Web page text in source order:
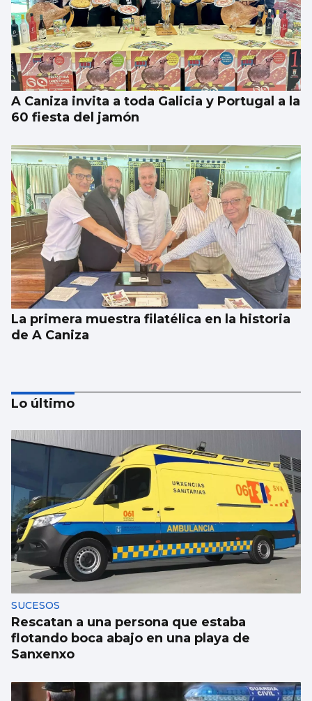
A Caniza invita a toda Galicia y Portugal a la
60 fiesta del jamón
La primera muestra filatélica en la historia
de A Caniza
Rueda inaugura el ‘MercaTea’ como
mercado de excelencia
Lo último
SUCESOS
Rescatan a una persona que estaba
flotando boca abajo en una playa de
Sanxenxo